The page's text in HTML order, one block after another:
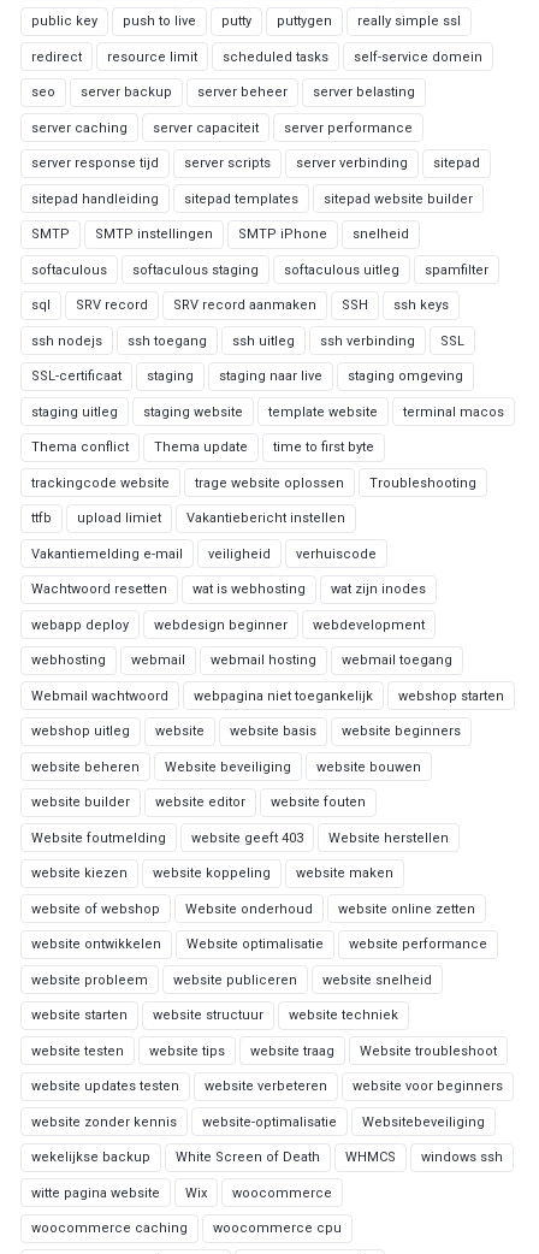
public key push to live putty puttygen really simple ssl
redirect resource limit scheduled tasks self-service domein
seo server backup server beheer server belasting
server caching server capaciteit server performance
server response tijd server scripts server verbinding sitepad
sitepad handleiding sitepad templates sitepad website builder
SMTP SMTP instellingen SMTP iPhone snelheid
softaculous softaculous staging softaculous uitleg spamfilter
sql SRV record SRV record aanmaken SSH ssh keys
ssh nodejs ssh toegang ssh uitleg ssh verbinding SSL
SSL-certificaat staging staging naar live staging omgeving
staging uitleg staging website template website terminal macos
Thema conflict Thema update time to first byte
trackingcode website trage website oplossen Troubleshooting
ttfb upload limiet Vakantiebericht instellen
Vakantiemelding e-mail veiligheid verhuiscode
Wachtwoord resetten wat is webhosting wat zijn inodes
webapp deploy webdesign beginner webdevelopment
webhosting webmail webmail hosting webmail toegang
Webmail wachtwoord webpagina niet toegankelijk webshop starten
webshop uitleg website website basis website beginners
website beheren Website beveiliging website bouwen
website builder website editor website fouten
Website foutmelding website geeft 403 Website herstellen
website kiezen website koppeling website maken
website of webshop Website onderhoud website online zetten
website ontwikkelen Website optimalisatie website performance
website probleem website publiceren website snelheid
website starten website structuur website techniek
website testen website tips website traag Website troubleshoot
website updates testen website verbeteren website voor beginners
website zonder kennis website-optimalisatie Websitebeveiliging
wekelijkse backup White Screen of Death WHMCS windows ssh
witte pagina website Wix woocommerce
woocommerce caching woocommerce cpu